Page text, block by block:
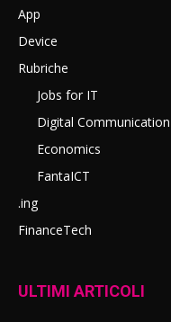
App
Device
Rubriche
Jobs for IT
Digital Communication
Economics
FantaICT
.ing
FinanceTech
ULTIMI ARTICOLI